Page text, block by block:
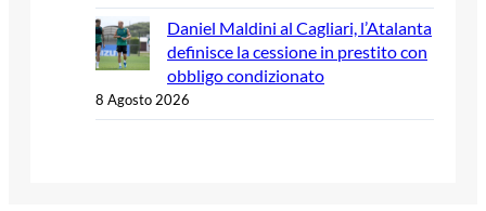
Daniel Maldini al Cagliari, l’Atalanta
definisce la cessione in prestito con
obbligo condizionato
8 Agosto 2026